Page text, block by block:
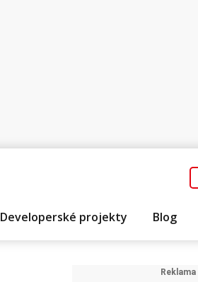
Developerské projekty Blog